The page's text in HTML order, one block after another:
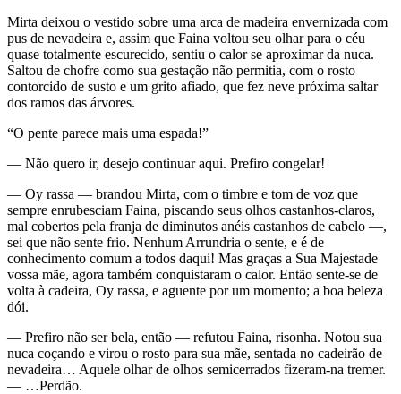
Mirta deixou o vestido sobre uma arca de madeira envernizada com
pus de nevadeira e, assim que Faina voltou seu olhar para o céu
quase totalmente escurecido, sentiu o calor se aproximar da nuca.
Saltou de chofre como sua gestação não permitia, com o rosto
contorcido de susto e um grito afiado, que fez neve próxima saltar
dos ramos das árvores.
“O pente parece mais uma espada!”
— Não quero ir, desejo continuar aqui. Prefiro congelar!
— Oy rassa — brandou Mirta, com o timbre e tom de voz que
sempre enrubesciam Faina, piscando seus olhos castanhos-claros,
mal cobertos pela franja de diminutos anéis castanhos de cabelo —,
sei que não sente frio. Nenhum Arrundria o sente, e é de
conhecimento comum a todos daqui! Mas graças a Sua Majestade
vossa mãe, agora também conquistaram o calor. Então sente-se de
volta à cadeira, Oy rassa, e aguente por um momento; a boa beleza
dói.
— Prefiro não ser bela, então — refutou Faina, risonha. Notou sua
nuca coçando e virou o rosto para sua mãe, sentada no cadeirão de
nevadeira… Aquele olhar de olhos semicerrados fizeram-na tremer.
— …Perdão.